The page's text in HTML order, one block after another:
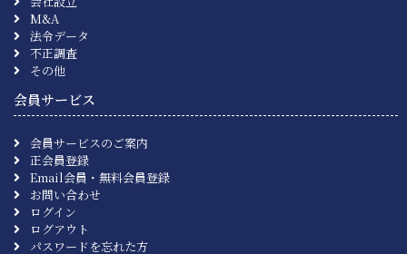
M&A
法令データ
不正調査
その他
会員サービス
会員サービスのご案内
正会員登録
Email会員・無料会員登録
お問い合わせ
ログイン
ログアウト
パスワードを忘れた方